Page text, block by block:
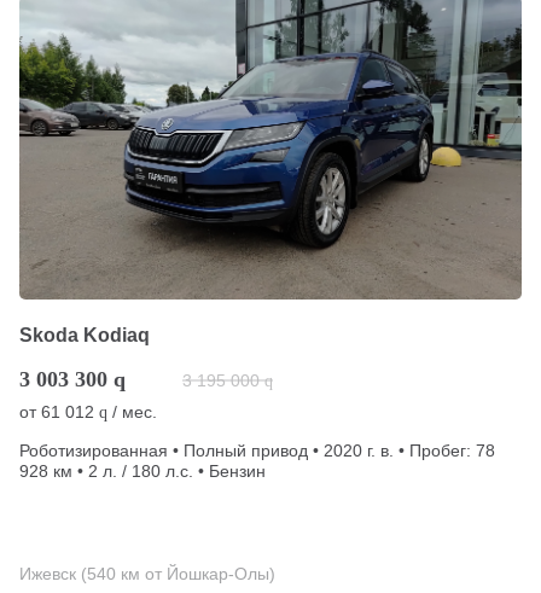
Skoda Kodiaq
3 003 300 q 3 195 000 q
от61 012 q / мес.
Роботизированная • Полный привод • 2020 г. в. • Пробег: 78
928 км • 2 л. / 180 л.с. • Бензин
Ижевск (540 км от Йошкар-Олы)